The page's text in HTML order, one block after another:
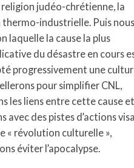
judéo-chrétienne, la
industrielle. Puis nous
laquelle la cause la plus
du désastre en cours
progressivement une
pour simplifier CNL,
les liens entre cette cause et
avec des pistes d’actions
« révolution culturelle »,
éviter l’apocalypse.